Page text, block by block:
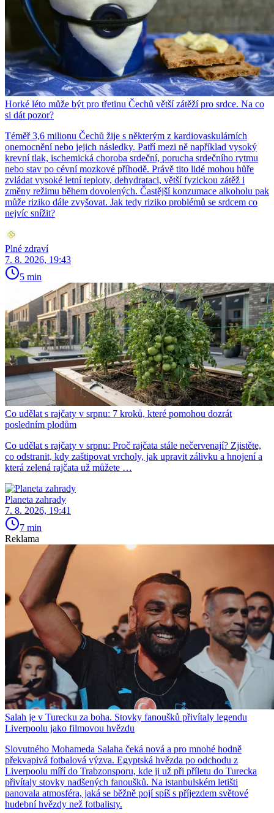
Horké léto může být pro třetinu Čechů větší zátěží pro srdce. Na co
si dát pozor?
Téměř 3,6 milionu Čechů žije s některým z kardiovaskulárních
onemocnění nebo jejich následky. Patří mezi ně například vysoký
krevní tlak, ischemická choroba srdeční, porucha srdečního rytmu
nebo stav po cévní mozkové příhodě. Právě tito lidé mohou hůře
zvládat vysoké letní teploty, dehydrataci, větší fyzickou zátěž i
změny režimu během dovolených. Častější konzumace alkoholu pak
může riziko dále zvyšovat. Jak tedy riziko problémů se srdcem co
nejvíc snížit?
Plné zdraví
7. 8. 2026, 19:43
5 min
Co udělat s rajčaty v srpnu: 7 kroků, které pomohou dozrát
posledním plodům
Co udělat s rajčaty v srpnu: Proč rajčata stále nečervenají? Zjistěte,
co odstranit, kdy zaštipovat vrcholy, jak upravit zálivku a hnojení a
která zelená rajčata už můžete …
Planeta zahrady
7. 8. 2026, 19:41
7 min
Reklama
Salah je v Turecku za boha. Stovky fanoušků přivítaly legendu
Liverpoolu jako filmovou hvězdu
Slovutného Mohameda Salaha čeká nová a pro mnohé hodně
překvapivá fotbalová výzva. Egyptská hvězda po odchodu z
Liverpoolu míří do Trabzonsporu, kde ji už při příletu do Turecka
přivítaly stovky nadšených fanoušků. Na istanbulském letišti
panovala atmosféra, jaká se běžně pojí spíš s příjezdem světové
hudební hvězdy než fotbalisty.